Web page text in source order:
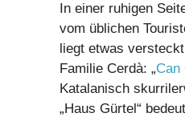
In einer ruhigen
vom üblichen
liegt etwas
Familie Cerdà: „Can
Katalanisch
„Haus Gürtel“